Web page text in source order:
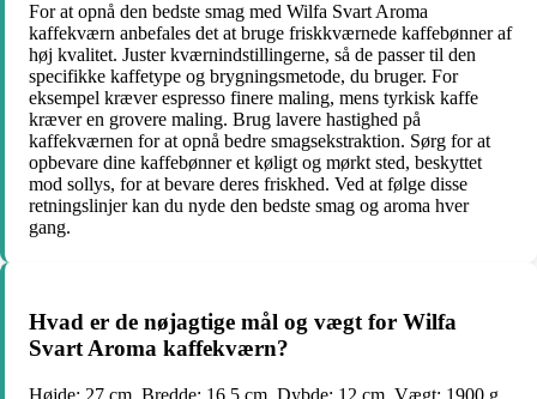
For at opnå den bedste smag med Wilfa Svart Aroma
kaffekværn anbefales det at bruge friskkværnede kaffebønner af
høj kvalitet. Juster kværnindstillingerne, så de passer til den
specifikke kaffetype og brygningsmetode, du bruger. For
eksempel kræver espresso finere maling, mens tyrkisk kaffe
kræver en grovere maling. Brug lavere hastighed på
kaffekværnen for at opnå bedre smagsekstraktion. Sørg for at
opbevare dine kaffebønner et køligt og mørkt sted, beskyttet
mod sollys, for at bevare deres friskhed. Ved at følge disse
retningslinjer kan du nyde den bedste smag og aroma hver
gang.
Hvad er de nøjagtige mål og vægt for Wilfa
Svart Aroma kaffekværn?
Højde: 27 cm, Bredde: 16,5 cm, Dybde: 12 cm, Vægt: 1900 g,